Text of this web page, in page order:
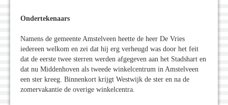
Ondertekenaars
Namens de gemeente Amstelveen heette de heer De Vries
iedereen welkom en zei dat hij erg verheugd was door het feit
dat de eerste twee sterren werden afgegeven aan het Stadshart en
dat nu Middenhoven als tweede winkelcentrum in Amstelveen
een ster kreeg. Binnenkort krijgt Westwijk de ster en na de
zomervakantie de overige winkelcentra.